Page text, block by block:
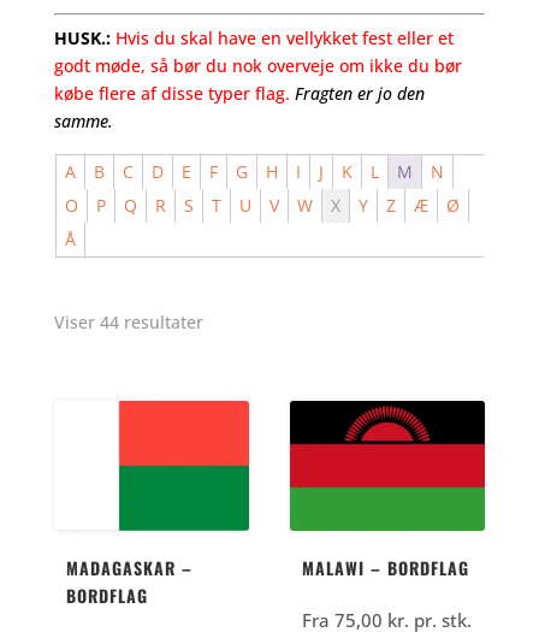
HUSK.:Hvis du skal have en vellykket fest eller et
godt møde, så bør du nok overveje om ikke du bør
købe flere af disse typer flag. Fragten er jo den
samme.
A B C D E F G H I J K L M
N
O
P Q R S T U V W X Y Z Æ
Ø
Å
Viser 44 resultater
MADAGASKAR –
BORDFLAG
MALAWI – BORDFLAG
Fra75,00 kr. pr. stk.